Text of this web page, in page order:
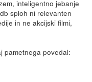
inteligentno jebanje
sploh ni relevanten
in ne akcijski filmi,
pametnega povedal: